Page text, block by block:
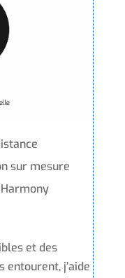
sur mesure
et des
entourent, j’aide